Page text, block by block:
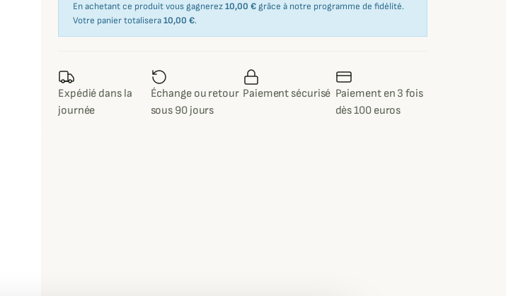
En achetant ce produit vous gagnerez10,00 € grâce à notre programme de fidélité.
Votre panier totalisera10,00 €.
Expédié dans la
journée
Échange ou retour
sous 90 jours
Paiement sécurisé Paiement en 3 fois
dès 100 euros